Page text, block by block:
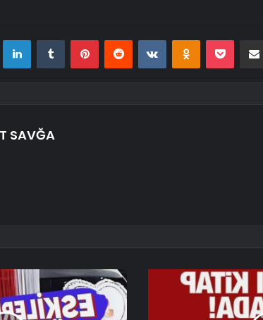
LinkedInTumblr PinterestReddit VKontakteOdnoklassniki
Pocket
SAVĞA